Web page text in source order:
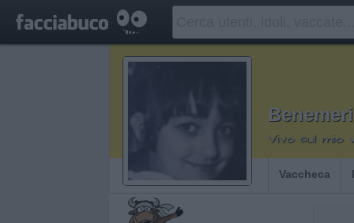
Vivo sul mio
Vaccheca